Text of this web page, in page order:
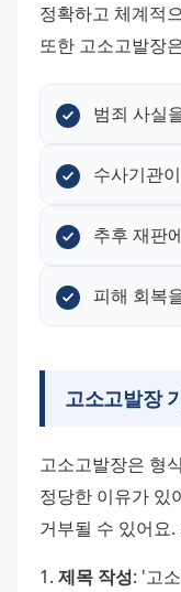
정확하고 체계적
또한 고소고발장
범죄 사실
수사기관
추후 재판
피해 회복
고소고발장
고소고발장은 형
정당한 이유가 있
거부될 수 있어요
1. 제목 작성: '고